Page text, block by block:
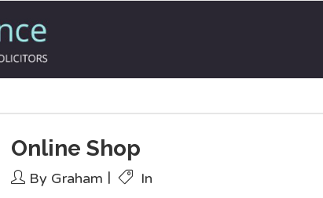
Online Shop
By Graham In